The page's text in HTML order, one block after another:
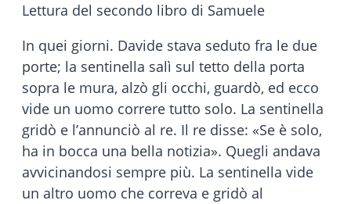
Lettura del secondo libro di Samuele
In quei giorni. Davide stava seduto fra le due
porte; la sentinella salì sul tetto della porta
sopra le mura, alzò gli occhi, guardò, ed ecco
vide un uomo correre tutto solo. La sentinella
gridò e l’annunciò al re. Il re disse: «Se è solo,
ha in bocca una bella notizia». Quegli andava
avvicinandosi sempre più. La sentinella vide
un altro uomo che correva e gridò al